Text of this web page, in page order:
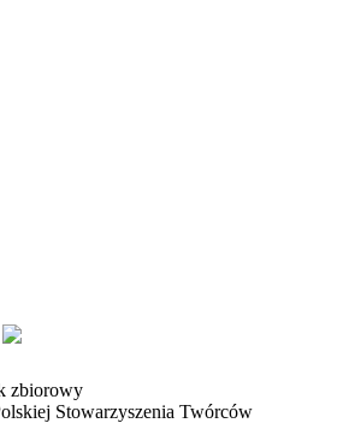
zbiorowy
Stowarzyszenia Twórców